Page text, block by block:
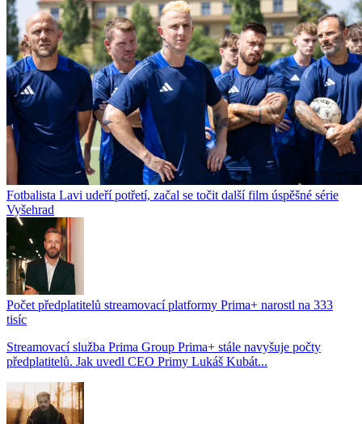
Fotbalista Lavi udeří potřetí, začal se točit další film úspěšné série
Vyšehrad
Počet předplatitelů streamovací platformy Prima+ narostl na 333
tisíc
Streamovací služba Prima Group Prima+ stále navyšuje počty
předplatitelů. Jak uvedl CEO Primy Lukáš Kubát...